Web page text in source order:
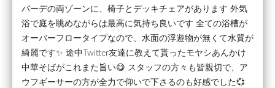
バーデの両ゾーンに、椅子とデッキチェアがあります 外気
浴で庭を眺めながらは最高に気持ち良いです 全ての浴槽が
オーバーフロータイプなので、水面の浮遊物が無くて水質が
綺麗です✨ 途中Twitter友達に教えて貰ったモヤシあんかけ
中華そばがこれまた旨い😋 スタッフの方々も皆親切で、ア
ウフギーサーの方が全力で仰いで下さるのも好感でした💞